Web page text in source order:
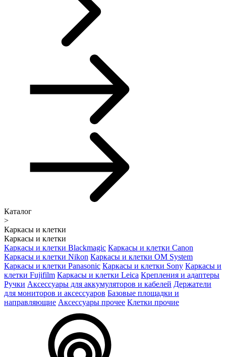
Каталог
>
Каркасы и клетки
Каркасы и клетки
Каркасы и клетки Blackmagic Каркасы и клетки Canon
Каркасы и клетки Nikon Каркасы и клетки OM System
Каркасы и клетки Panasonic Каркасы и клетки Sony Каркасы и
клетки Fujifilm Каркасы и клетки Leica Крепления и адаптеры
Ручки Аксессуары для аккумуляторов и кабелей Держатели
для мониторов и аксессуаров Базовые площадки и
направляющие Аксессуары прочее Клетки прочие